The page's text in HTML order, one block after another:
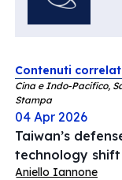
Contenuti
Cina e Indo-Pacifico,
Stampa
04 Apr 2026
Taiwan’s
technology shift
Aniello Iannone